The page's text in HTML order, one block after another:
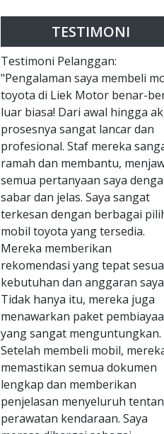
TESTIMONI
Testimoni Pelanggan:
"Pengalaman saya membeli
toyota di Liek Motor benar-
luar biasa! Dari awal hingga
prosesnya sangat lancar dan
profesional. Staf mereka
ramah dan membantu,
semua pertanyaan saya
sabar dan jelas. Saya sangat
terkesan dengan berbagai
mobil toyota yang tersedia.
Mereka memberikan
rekomendasi yang tepat
kebutuhan dan anggaran
Tidak hanya itu, mereka juga
menawarkan paket
yang sangat menguntungkan.
Setelah membeli mobil,
memastikan semua dokumen
lengkap dan memberikan
penjelasan menyeluruh
perawatan kendaraan. Saya